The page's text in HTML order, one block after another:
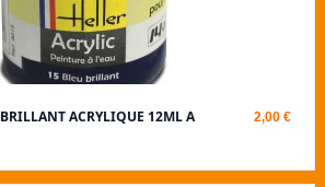
ACRYLIQUE 12ML A
2,00 €